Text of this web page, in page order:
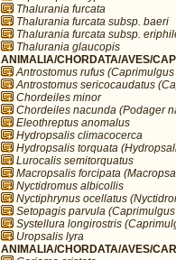
Thalurania furcata
Thalurania furcata subsp. baeri
Thalurania furcata subsp.
Thalurania glaucopis
ANIMALIA/CHORDATA/AVES/
Antrostomus rufus
Antrostomus sericocaudatus
Chordeiles minor
Chordeiles nacunda (Podager
Eleothreptus anomalus
Hydropsalis climacocerca
Hydropsalis torquata
Lurocalis semitorquatus
Macropsalis forcipata
Nyctidromus albicollis
Nyctiphrynus ocellatus
Setopagis parvula
Systellura longirostris
Uropsalis lyra
ANIMALIA/CHORDATA/AVES/